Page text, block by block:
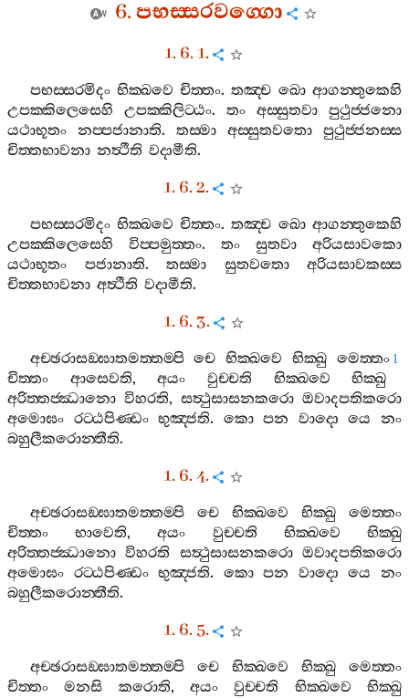
6.පභස‍්සරවග‍්ගො
1. 6. 1.
පභස‍්සරමිදං භික‍්ඛවෙ චිත‍්තං.තඤ‍්ච ඛො ආගන‍්තුකෙහි
උපක‍්කිලෙසෙහි
උපක‍්කිලිට‍්ඨං. තං අස‍්සුතවා
පුථුජ‍්ජනො
යථාභූතං
නප‍්පජානාති. තස‍්මා අස‍්සුතවතො
පුථුජ‍්ජනස‍්ස
චිත‍්තභාවනා නත්‍ථීති වදාමීති.
1. 6. 2.
පභස‍්සරමිදං භික‍්ඛවෙ චිත‍්තං.තඤ‍්ච ඛො ආගන‍්තුකෙහි
උපක‍්කිලෙසෙහි
විප‍්පමුත‍්තං. තං සුතවා
අරියසාවකො
යථාභූතං
පජානාති. තස‍්මා සුතවතො
අරියසාවකස‍්ස
චිත‍්තභාවනා අත්‍ථීති වදාමීති.
1. 6. 3.
අච‍්ඡරාසඞ‍්ඝාතමත‍්තම‍්පි චෙ භික‍්ඛවෙ භික‍්ඛු මෙත‍්තං 1
චිත‍්තං ආසෙවති,අයං වුච‍්චති භික‍්ඛවෙ
භික‍්ඛු
අරිත‍්තජ‍්ඣානො විහරති, සත්‍ථුසාසනකරො ඔවාදපතිකරො
අමොඝං රට‍්ඨපිණ‍්ඩං භුඤ‍්ජති. කො පන වාදො යෙ
නං
බහුලීකරොන‍්තීති.
1. 6. 4.
අච‍්ඡරාසඞ‍්ඝාතමත‍්තම‍්පි චෙ භික‍්ඛවෙ භික‍්ඛු
මෙත‍්තං
චිත‍්තං
භාවෙති,අයං වුච‍්චති භික‍්ඛවෙ
භික‍්ඛු
අරිත‍්තජ‍්ඣානො විහරති සත්‍ථුසාසනකරො ඔවාදපතිකරො
අමොඝං රට‍්ඨපිණ‍්ඩං භුඤ‍්ජති. කො පන වාදො යෙ
නං
බහුලීකරොන‍්තීති.
1. 6. 5.
අච‍්ඡරාසඞ‍්ඝාතමත‍්තම‍්පි චෙ භික‍්ඛවෙ භික‍්ඛු
මෙත‍්තං
චිත‍්තං
මනසි කරොති,අයං වුච‍්චති භික‍්ඛවෙ
භික‍්ඛු